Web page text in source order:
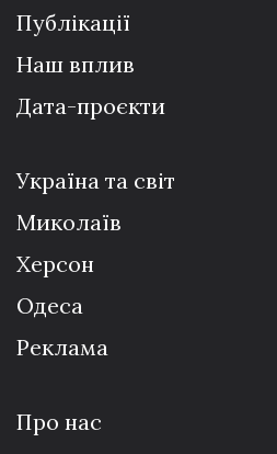
Публікації
Наш вплив
Дата-проєкти
Україна та світ
Миколаїв
Херсон
Одеса
Реклама
Про нас